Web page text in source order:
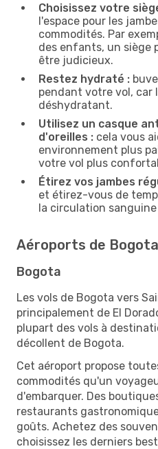
Choisissez votre
l'espace pour les
commodités. Par
des enfants, un siège
être judicieux.
Restez hydraté :
pendant votre vol, car
déshydratant.
Utilisez un casque
d'oreilles : cela vous
environnement plus
votre vol plus
Étirez vos jambes
et étirez-vous de
la circulation
Aéroports de
Bogota
Les vols de Bogota vers
principalement de El
plupart des vols à
décollent de Bogota.
Cet aéroport propose
commodités qu'un
d'embarquer. Des
restaurants
goûts. Achetez des
choisissez les derniers